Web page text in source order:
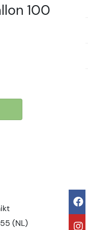
100
(NL)